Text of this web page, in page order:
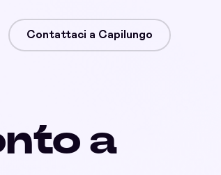
Contattaci a Capilungo
a